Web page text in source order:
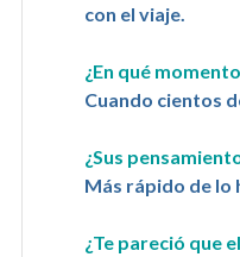
con el viaje.
¿En qué
Cuando cientos
¿Sus
Más rápido de lo
¿Te pareció que